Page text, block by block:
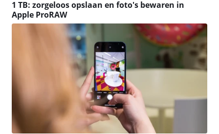
1 TB: zorgeloos opslaan en foto's bewaren in
Apple ProRAW